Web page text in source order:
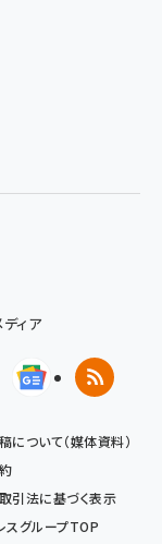
ィア
Googleニュ
RSS
について（媒体資料）
引法に基づく表示
スグループTOP